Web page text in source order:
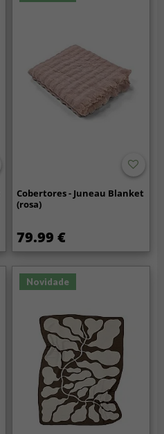
Cobertores - Juneau Blanket
(rosa)
79.99 €
Novidade